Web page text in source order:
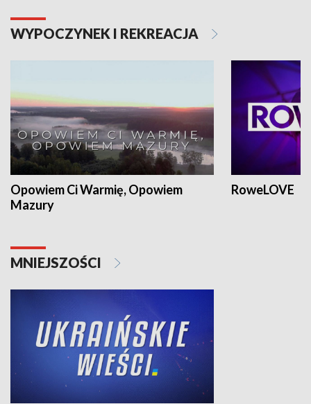
WYPOCZYNEK I REKREACJA
Opowiem Ci Warmię, Opowiem
Mazury
RoweLOVE
MNIEJSZOŚCI